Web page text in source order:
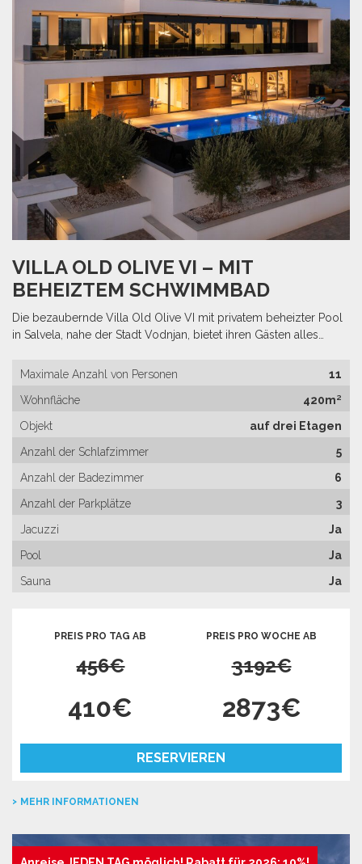
VILLA OLD OLIVE VI – MIT
BEHEIZTEM SCHWIMMBAD
Die bezaubernde Villa Old Olive VI mit privatem beheizter Pool
in Salvela, nahe der Stadt Vodnjan, bietet ihren Gästen alles…
Maximale Anzahl von Personen
11
Wohnfläche
420m²
Objekt
auf drei Etagen
Anzahl der Schlafzimmer
5
Anzahl der Badezimmer
6
Anzahl der Parkplätze
3
Jacuzzi
Ja
Pool
Ja
Sauna
Ja
PREIS PRO TAG AB
456€
PREIS PRO WOCHE AB
3192€
410€ 2873€
RESERVIEREN
MEHR INFORMATIONEN